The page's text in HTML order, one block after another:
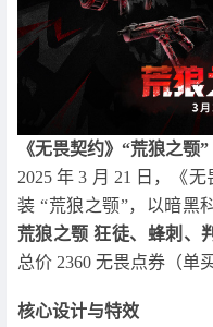
《无畏契约》“荒狼之颚
2025 年 3 月 21 日，《
装 “荒狼之颚”，以暗黑
荒狼之颚 狂徒、蜂刺、
总价 2360 无畏点券（单
核心设计与特效